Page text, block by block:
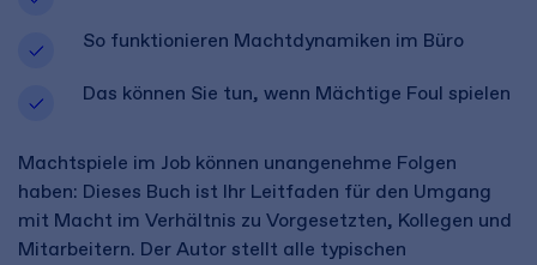
So funktionieren Machtdynamiken im Büro
Das können Sie tun, wenn Mächtige Foul spielen
Machtspiele im Job können unangenehme Folgen
haben: Dieses Buch ist Ihr Leitfaden für den Umgang
mit Macht im Verhältnis zu Vorgesetzten, Kollegen und
Mitarbeitern. Der Autor stellt alle typischen